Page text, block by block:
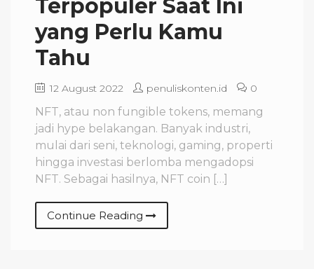
Terpopuler Saat Ini
yang Perlu Kamu
Tahu
12 August 2022 penuliskonten.id 0
NFT, atau non fungible tokens, memang
jadi hype belakangan. Banyak industri,
mulai dari seni, teknologi, gaming, properti
hingga investasi berlomba mengadopsi
NFT. Sebagai hasilnya, NFT coin […]
Continue Reading